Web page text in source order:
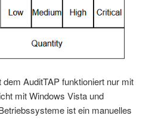
AuditTAP funktioniert nur mit
mit Windows Vista und
ist ein manuelles